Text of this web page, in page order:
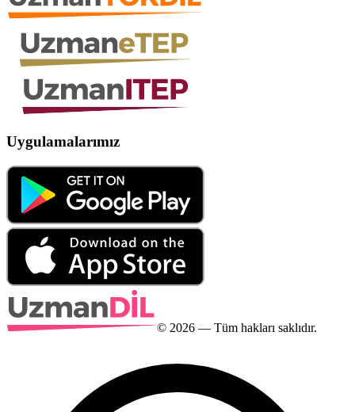
Uygulamalarımız
© 2026 — Tüm hakları saklıdır.